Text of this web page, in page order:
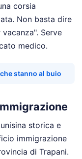
corsia
Non basta dire
Serve
medico.
stanno al buio
storica e
immigrazione
di Trapani.